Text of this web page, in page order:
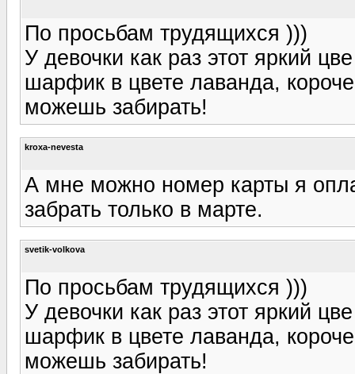
По просьбам трудящихся )))
У девочки как раз этот яркий
шарфик в цвете лаванда,
можешь забирать!
kroxa-nevesta
А мне можно номер карты я
забрать только в марте.
svetik-volkova
По просьбам трудящихся )))
У девочки как раз этот яркий
шарфик в цвете лаванда,
можешь забирать!